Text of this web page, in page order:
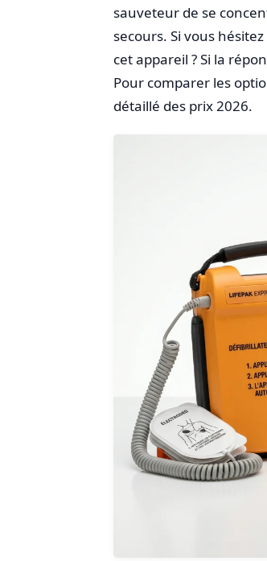
sauveteur de se
secours. Si vous
cet appareil ? Si la
Pour comparer les
détaillé des prix 2026.